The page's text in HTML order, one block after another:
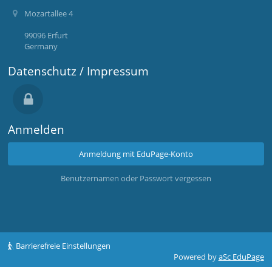
Mozartallee 4
99096 Erfurt
Germany
Datenschutz / Impressum
Anmelden
Anmeldung mit EduPage-Konto
Benutzernamen oder Passwort vergessen
Barrierefreie Einstellungen
Powered byaSc EduPage